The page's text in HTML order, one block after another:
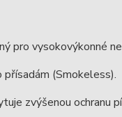
pro vysokovýkonné
(Smokeless).
zvýšenou ochranu